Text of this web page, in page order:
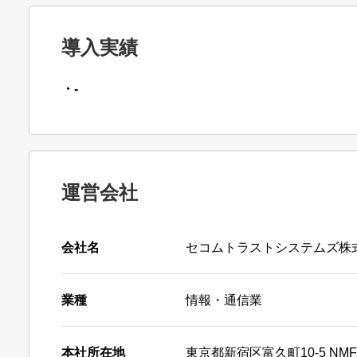
導入実績
・-
運営会社
会社名 セコムトラストシステムズ株
業種 情報・通信業
本社所在地 東京都新宿区富久町10-5